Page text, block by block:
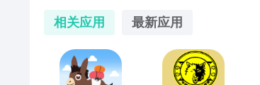
相关应用 最新应用